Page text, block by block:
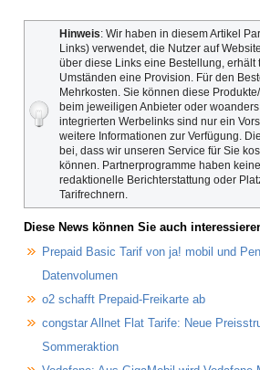
Hinweis: Wir haben in diesem Artikel
Links) verwendet, die Nutzer auf
über diese Links eine Bestellung, erhält
Umständen eine Provision. Für den
Mehrkosten. Sie können diese
beim jeweiligen Anbieter oder
integrierten Werbelinks sind nur ein
weitere Informationen zur Verfügung.
bei, dass wir unseren Service für Sie
können. Partnerprogramme haben
redaktionelle Berichterstattung oder
Tarifrechnern.
Diese News können Sie auch
Prepaid Basic Tarif von ja! mobil und
Datenvolumen
o2 schafft Prepaid-Freikarte ab
congstar Allnet Flat Tarife: Neue
Sommeraktion